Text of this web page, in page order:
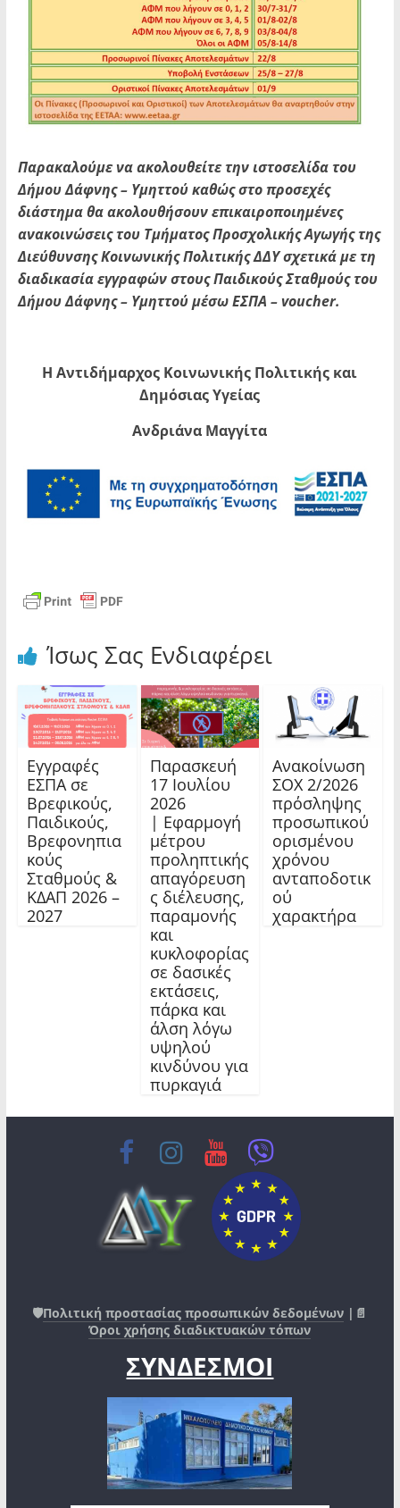
Παρακαλούμε να ακολουθείτε την ιστοσελίδα του
Δήμου Δάφνης – Υμηττού καθώς στο προσεχές
διάστημα θα ακολουθήσουν επικαιροποιημένες
ανακοινώσεις του Τμήματος Προσχολικής Αγωγής της
Διεύθυνσης Κοινωνικής Πολιτικής ΔΔΥ σχετικά με τη
διαδικασία εγγραφών στους Παιδικούς Σταθμούς του
Δήμου Δάφνης – Υμηττού μέσω ΕΣΠΑ – voucher.
Η Αντιδήμαρχος Κοινωνικής Πολιτικής και
Δημόσιας Υγείας
Ανδριάνα Μαγγίτα
Ίσως Σας Ενδιαφέρει
Εγγραφές
ΕΣΠΑ σε
Βρεφικούς,
Παιδικούς,
Βρεφονηπια
κούς
Σταθμούς &
ΚΔΑΠ 2026 –
2027
Παρασκευή
17 Ιουλίου
2026
| Εφαρμογή
μέτρου
προληπτικής
απαγόρευση
ς διέλευσης,
παραμονής
και
κυκλοφορίας
σε δασικές
εκτάσεις,
πάρκα και
άλση λόγω
υψηλού
κινδύνου για
πυρκαγιά
Ανακοίνωση
ΣΟΧ 2/2026
πρόσληψης
προσωπικού
ορισμένου
χρόνου
ανταποδοτικ
ού
χαρακτήρα
🛡️Πολιτική προστασίας προσωπικών δεδομένων |📄
Όροι χρήσης διαδικτυακών τόπων
ΣΥΝΔΕΣΜΟΙ